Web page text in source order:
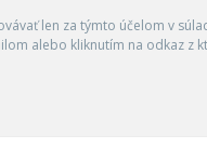
len za týmto účelom v
alebo kliknutím na odkaz z